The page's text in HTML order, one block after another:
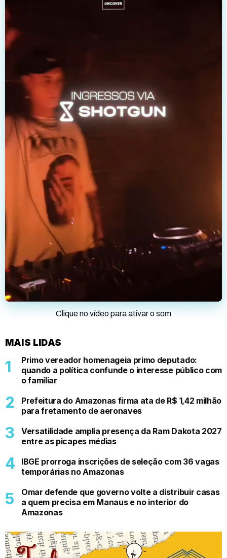
Clique no vídeo para ativar o som
MAIS LIDAS
Primo vereador homenageia primo deputado:
quando a política confunde o interesse público com
o familiar
Prefeitura do Amazonas firma ata de R$ 1,42 milhão
para fretamento de aeronaves
Versatilidade amplia presença da Ram Dakota 2027
entre as picapes médias
IBGE prorroga inscrições de seleção com 36 vagas
temporárias no Amazonas
Omar defende que governo volte a distribuir casas
a quem precisa em Manaus e no interior do
Amazonas